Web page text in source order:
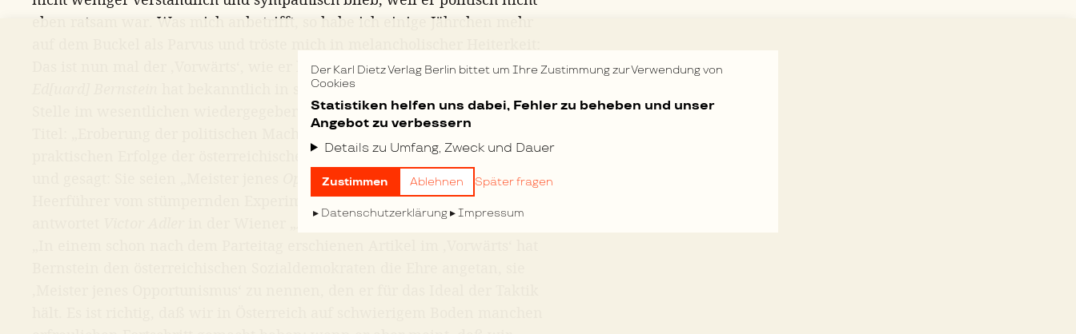
Der Karl Dietz Verlag Berlin bittet um Ihre Zustimmung zur Verwendung von
Cookies
Statistiken helfen uns dabei, Fehler zu beheben und unser
Angebot zu verbessern
Details zu Umfang, Zweck und Dauer
Zustimmen Ablehnen Später fragen
Datenschutzerklärung Impressum
eben ratsam war. Was mich anbetrifft, so habe ich einige Jährchen mehr
Das ist nun mal der ‚Vorwärts‘, wie er leibt und lebt.“ [1]
hat bekanntlich in seinem letzten von uns an dieser
Stelle im wesentlichen wiedergegebenen Artikel im „Vorwärts“ unter dem
Titel: „Eroberung der politischen Macht“ unter anderem auf die
praktischen Erfolge der österreichischen Sozialdemokraten hingewiesen
Opportunismus, der den echten
Heerführer vom stümpernden Experimentier unterscheidet“.[2]Darauf
in der Wiener „Arbeiter-Zeitung“: